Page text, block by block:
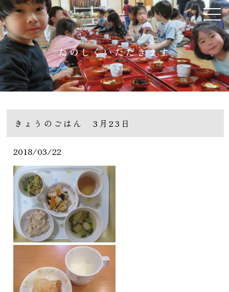
たのしくいただきます
きょうのごはん 3月23日
2018/03/22